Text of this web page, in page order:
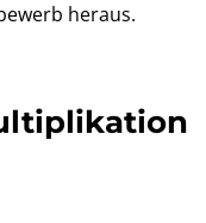
heraus.